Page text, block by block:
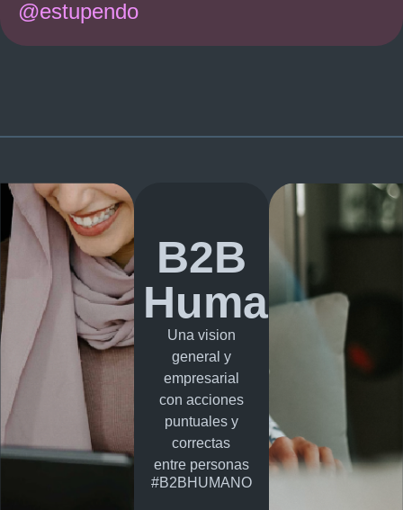
@estupendo
B2B
Humano
Una vision
general y
empresarial
con acciones
puntuales y
correctas
entre personas
#B2BHUMANO